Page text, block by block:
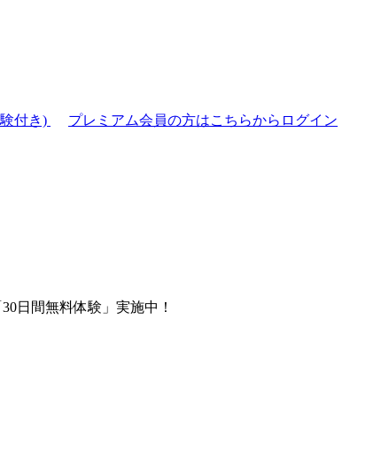
付き)
プレミアム会員の方はこちらからログイン
日間無料体験」実施中！